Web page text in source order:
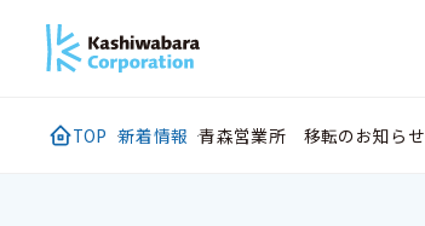
TOP 新着情報 青森営業所 移転のお知らせ